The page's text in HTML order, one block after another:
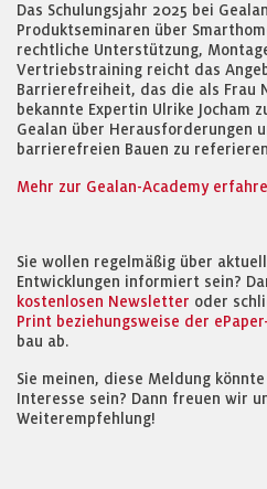
Das Schulungsjahr 2025 bei
Produktseminaren über
rechtliche Unterstützung,
Vertriebstraining reicht das
Barrierefreiheit, das die als Frau
bekannte Expertin Ulrike Jocham
Gealan über Herausforderungen
barrierefreien Bauen zu
Mehr zur Gealan-Academy
Sie wollen regelmäßig über
Entwicklungen informiert sein?
kostenlosen Newsletter oder
Print beziehungsweise der
bau ab.
Sie meinen, diese Meldung
Interesse sein? Dann freuen wir
Weiterempfehlung!